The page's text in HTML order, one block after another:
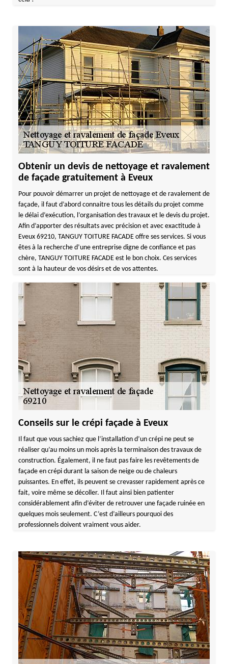
Obtenir un devis de nettoyage et ravalement
de façade gratuitement à Eveux
Pour pouvoir démarrer un projet de nettoyage et de ravalement de
façade, il faut d’abord connaitre tous les détails du projet comme
le délai d’exécution, l’organisation des travaux et le devis du projet.
Afin d’apporter des résultats avec précision et avec exactitude à
Eveux 69210, TANGUY TOITURE FACADE offre ses services. Si vous
êtes à la recherche d’une entreprise digne de confiance et pas
chère, TANGUY TOITURE FACADE est le bon choix. Ces services
sont à la hauteur de vos désirs et de vos attentes.
Conseils sur le crépi façade à Eveux
Il faut que vous sachiez que l’installation d’un crépi ne peut se
réaliser qu’au moins un mois après la terminaison des travaux de
construction. Également, il ne faut pas faire les revêtements de
façade en crépi durant la saison de neige ou de chaleurs
puissantes. En effet, ils peuvent se crevasser rapidement après ce
fait, voire même se décoller. Il faut ainsi bien patienter
considérablement afin d’éviter de retrouver une façade ruinée en
quelques mois seulement. C’est d’ailleurs pourquoi des
professionnels doivent vraiment vous aider.